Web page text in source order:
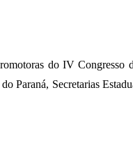
do IV Congresso
Secretarias